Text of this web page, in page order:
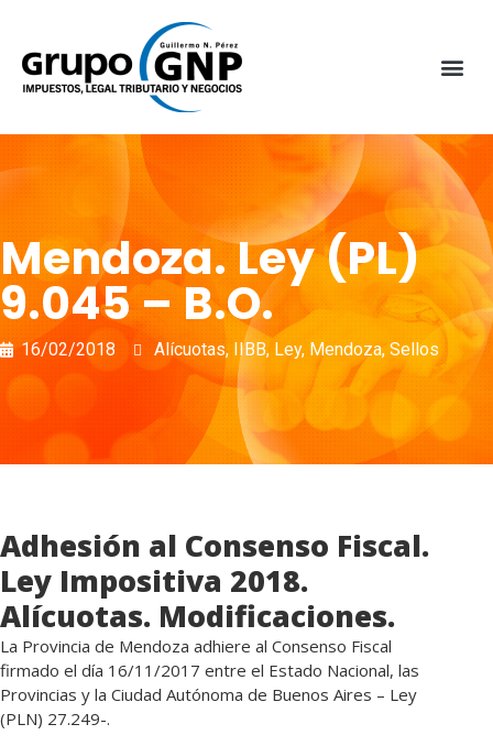
Mendoza. Ley (PL)
9.045 – B.O.
16/02/2018 Alícuotas,IIBB, Ley, Mendoza, Sellos
Adhesión al Consenso Fiscal.
Ley Impositiva 2018.
Alícuotas. Modificaciones.
La Provincia de Mendoza adhiere al Consenso Fiscal
firmado el día 16/11/2017 entre el Estado Nacional, las
Provincias y la Ciudad Autónoma de Buenos Aires – Ley
(PLN) 27.249-.